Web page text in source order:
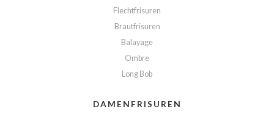
Flechtfrisuren
Brautfrisuren
Balayage
Ombre
Long Bob
DAMENFRISUREN